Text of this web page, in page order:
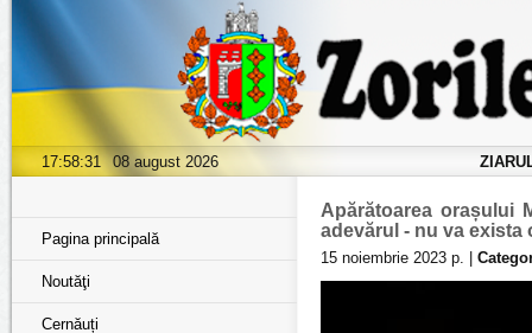
17:58:32 08 august 2026
Pagina principală
Noutăţi
Cernăuți
Apărătoarea orașului
adevărul - nu va exista
15 noiembrie 2023 р. |